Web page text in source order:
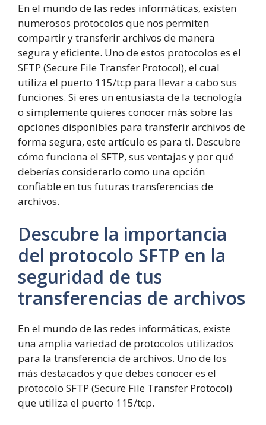
En el mundo de las redes informáticas, existen
numerosos protocolos que nos permiten
compartir y transferir archivos de manera
segura y eficiente. Uno de estos protocolos es el
SFTP (Secure File Transfer Protocol), el cual
utiliza el puerto 115/tcp para llevar a cabo sus
funciones. Si eres un entusiasta de la tecnología
o simplemente quieres conocer más sobre las
opciones disponibles para transferir archivos de
forma segura, este artículo es para ti. Descubre
cómo funciona el SFTP, sus ventajas y por qué
deberías considerarlo como una opción
confiable en tus futuras transferencias de
archivos.
Descubre la importancia
del protocolo SFTP en la
seguridad de tus
transferencias de archivos
En el mundo de las redes informáticas, existe
una amplia variedad de protocolos utilizados
para la transferencia de archivos. Uno de los
más destacados y que debes conocer es el
protocolo SFTP (Secure File Transfer Protocol)
que utiliza el puerto 115/tcp.